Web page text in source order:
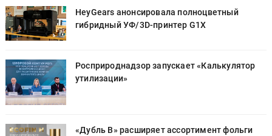
HeyGears анонсировала полноцветный
гибридный УФ/3D-принтер G1X
Росприроднадзор запускает «Калькулятор
утилизации»
«Дубль В» расширяет ассортимент фольги